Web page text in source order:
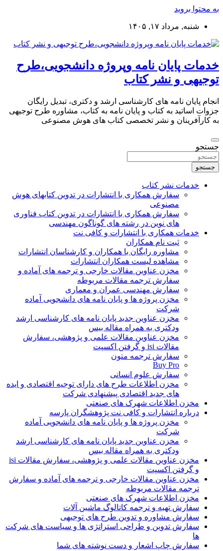
به محتوا بروید
شنبه, مرداد ۱۷, ۱۴۰۵
خدمات پایان نامه وپروژه دانشجویی،طرح
توجیهی و نشر کتاب
انجام پایان نامه های کارشناسی ارشد و دکتری، تبدیل رایگان
جزوات اساتید به کتاب و پایان نامه به کتاب، مشاوره طرح توجیهی
به کارآفرینان و نشر تخصصی کتاب های هوش مصنوعی
جستجو
جستجو
خدمات نشر کتاب
سفارش همکاری با انتشارات در تدوین کتابهای هوش
مصنوعی
سفارش همکاری با انتشارات در تدوین کتاب فناوری
های نوین در رشته های گوناگون مهندسی
خدمات همکاری با انتشارات و کافی نت
ثبت نام همکاران
مشاوره رایگان با همکاران و کارشناسان انتشارات
مشاهده لیست همکاران انتشارات
مخزن عناوین مقالات خارجی و ترجمه های آماده و
سفارش ترجمه مقالات مربوطه
سفارش مهندسی عمران و معماری
مخزن پروژه ها و پایان نامه های دانشجویی آماده
شرکت
مخزن عناوین جدید پایان نامه های کارشناسی ارشد
ودکتری به همراه مقاله بیس
مخزن عناوین مقالات علمی و پژوهشی، سفارش
مقالات isi و گرفتن اکسپت
سفارش ترجمه متون
Buy Pro
سفارش علوم انسانی
مخزن اطلاعات طرح های دارای توجیه اقتصادی و ایده
های جدید اقتصادی پیشنهادی شرکت
مخزن اطلاعات شهرک های صنعتی
درباره انتشارات و کافی نت پژوهشگران پارسه
مخزن پروژه ها و پایان نامه های دانشجویی آماده
شرکت
مخزن عناوین جدید پایان نامه های کارشناسی ارشد
ودکتری به همراه مقاله بیس
مخزن عناوین مقالات علمی و پژوهشی، سفارش مقالات isi
و گرفتن اکسپت
مخزن عناوین مقالات خارجی و ترجمه های آماده و سفارش
ترجمه مقالات مربوطه
مخزن اطلاعات شهرک های صنعتی
سفارش تهیه و ترجمه کاتالوگ ماشین آلات
سفارش مشاوره و تدوین طرح های توجیهی
سفارش تدوین و طراحی استراتژی ها و سیاست های شرکت
ها
سفارش چاپ اشعار و دست نوشته های شما